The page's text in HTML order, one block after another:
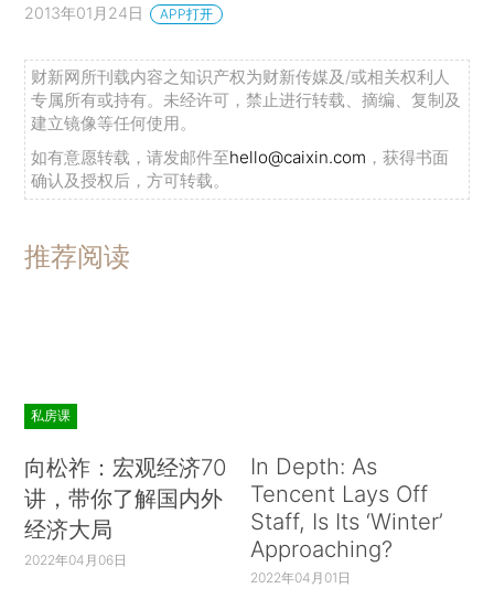
2013年01月24日 APP打开
财新网所刊载内容之知识产权为财新传媒及/或相关权利人
专属所有或持有。未经许可，禁止进行转载、摘编、复制及
建立镜像等任何使用。
如有意愿转载，请发邮件至hello@caixin.com ，获得书面
确认及授权后，方可转载。
推荐阅读
私房课
向松祚：宏观经济70
讲，带你了解国内外
经济大局
2022年04月06日
In Depth: As
Tencent Lays Off
Staff, Is Its ‘Winter’
Approaching?
2022年04月01日